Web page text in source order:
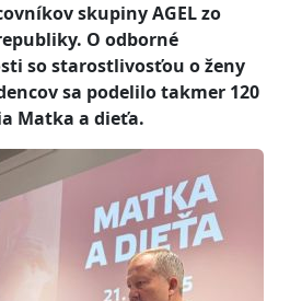
skupiny AGEL zo
O odborné
so starostlivosťou o ženy
sa podelilo takmer 120
Matka a dieťa.